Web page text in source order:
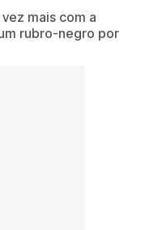
mais com a
rubro-negro por